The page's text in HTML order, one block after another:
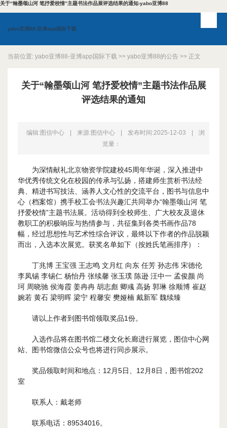
关于“翰墨颂山河 笔抒爱校情”主题书法作品展评选结果的通知-yabo亚博88
yabo亚博88-亚博app国际下载
当前位置: yabo亚博88-亚博app国际下载 >> yabo亚博88的公告 >> 正文
关于“翰墨颂山河 笔抒爱校情”主题书法作品展
评选结果的通知
编辑:图信中心 来源:图信中心 发布时间:2025-12-03
浏
览量：
为深情献礼北京物资学院建校45周年华诞，深入推进中
华优秀传统文化在校园的传承与弘扬，搭建师生赏析书法经
典、精进书写技法、涵养人文心性的交流平台，图书与信息中
心（档案馆）携手校工会书法兴趣汇共同举办“翰墨颂山河 笔
抒爱校情”主题书法展。活动得到全校师生、广大校友及退休
教职工的积极响应与热情参与，共征集到各类书画作品78
幅，经过思想性与艺术性综合评议，最终以下作者的作品脱颖
而出，入选本次展览。获奖名单如下（按姓氏笔画排序）：
丁兆博 王宝强 王志鸣 文月红 向东 任芳 孙志伟 宋德伦
李凤锡 李锡仁 杨怡丹 张续馨 张玉璞 陈逊 汪中一 孟俊颜 尚
珂 周晓驰 侯海霞 姜冉冉 胡志彪 卿彧 高扬 郭琳 徐顺博 崔赵
婉若 黄石 梁明晖 梁宁 程馨安 樊娅楠 戴新军 魏续臻
请以上作者到图书馆领取奖品1份。
入选作品将在图书馆二楼文化长廊进行展览，图信中心网
站、图书馆微信公众号也将进行同步展示。
奖品领取时间和地点：12月5日、12月8日，图书馆202
室
联系人：戴老师
联系电话：89534016。